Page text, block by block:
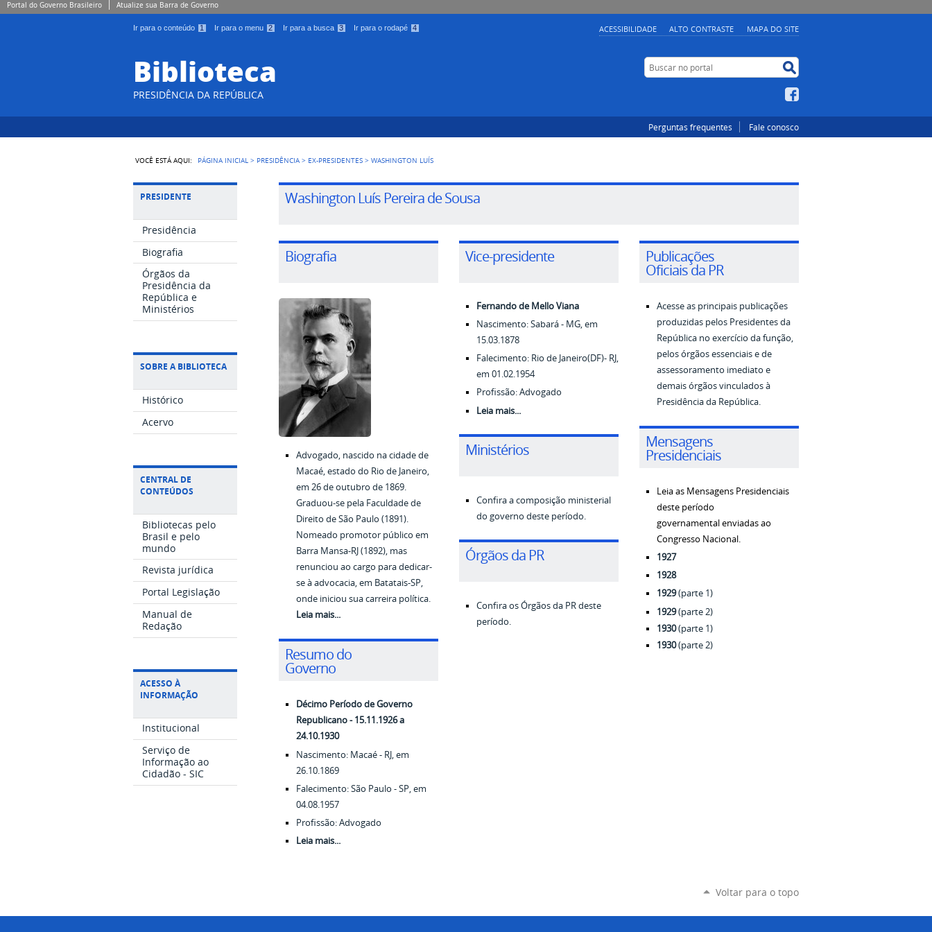
Portal do Governo Brasileiro Atualize sua Barra de Governo
Ir para o conteúdo 1 Ir para o menu 2 Ir para a busca 3 Ir para o rodapé 4 ACESSIBILIDADE ALTO CONTRASTE MAPA DO SITE
Biblioteca
PRESIDÊNCIA DA REPÚBLICA
Buscar no portal
Perguntas frequentes Fale conosco
VOCÊ ESTÁ AQUI: PÁGINA INICIAL > PRESIDÊNCIA > EX-PRESIDENTES >WASHINGTON LUÍS
PRESIDENTE
Presidência
Biografia
Órgãos da
Presidência da
República e
Ministérios
SOBRE A BIBLIOTECA
Histórico
Acervo
CENTRAL DE
CONTEÚDOS
Bibliotecas pelo
Brasil e pelo
mundo
Revista jurídica
Portal Legislação
Manual de
Redação
ACESSO À
INFORMAÇÃO
Institucional
Serviço de
Informação ao
Cidadão - SIC
Washington Luís Pereira de Sousa
Biografia
Advogado, nascido na cidade de
Macaé, estado do Rio de Janeiro,
em 26 de outubro de 1869.
Graduou-se pela Faculdade de
Direito de São Paulo (1891).
Nomeado promotor público em
Barra Mansa-RJ (1892), mas
renunciou ao cargo para dedicar-
se à advocacia, em Batatais-SP,
onde iniciou sua carreira política.
Leia mais...
Resumo do
Governo
Décimo Período de Governo
Republicano - 15.11.1926 a
24.10.1930
Nascimento: Macaé - RJ, em
26.10.1869
Falecimento: São Paulo - SP, em
04.08.1957
Profissão: Advogado
Leia mais...
Vice-presidente
Fernando de Mello Viana
Nascimento: Sabará - MG, em
15.03.1878
Falecimento: Rio de Janeiro(DF)- RJ,
em 01.02.1954
Profissão: Advogado
Leia mais...
Ministérios
Confira a composição ministerial
do governo deste período.
Órgãos da PR
Confira os Órgãos da PR deste
período.
Publicações
Oficiais da PR
Acesse as principais publicações
produzidas pelos Presidentes da
República no exercício da função,
pelos órgãos essenciais e de
assessoramento imediato e
demais órgãos vinculados à
Presidência da República.
Mensagens
Presidenciais
Leia as Mensagens Presidenciais
deste período
governamentalenviadas ao
Congresso Nacional.
1927
1928
1929(parte 1)
1929(parte 2)
1930(parte 1)
1930(parte 2)
Voltar para o topo